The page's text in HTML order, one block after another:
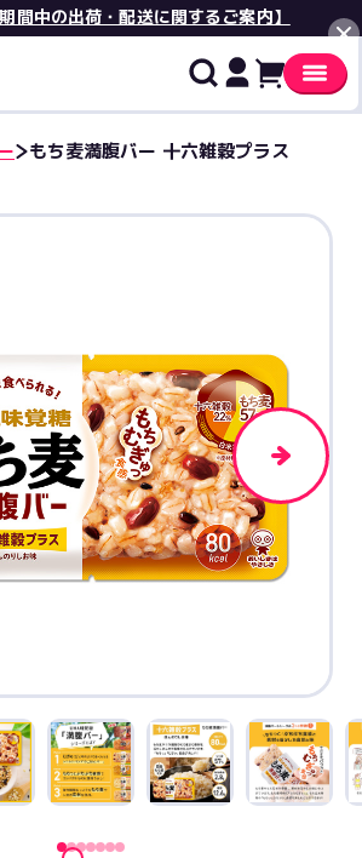
期間中の出荷・配送に関するご案内】
閉じる
もち麦満腹バー 十六雑穀プラス